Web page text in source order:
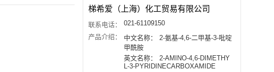
梯希爱（上海）化工贸易有限公司
联系电话：
021-61109150
产品介绍：
中文名称：
2-氨基-4,6-二甲基-3-吡啶
甲酰胺
英文名称：
2-AMINO-4,6-DIMETHY
L-3-PYRIDINECARBOXAMIDE